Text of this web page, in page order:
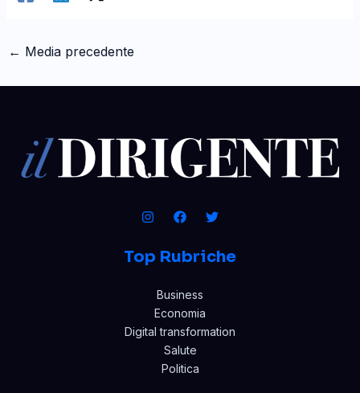
← Media precedente
Top Rubriche
Business
Economia
Digital transformation
Salute
Politica